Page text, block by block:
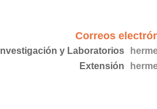
Correos
Investigación y Laboratorios
Extensión